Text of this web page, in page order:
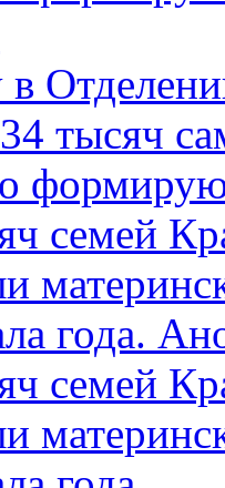
в
тысяч
семей
года.
семей